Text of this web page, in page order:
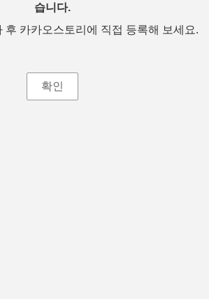
습니다.
후 카카오스토리에 직접 등록해 보세요.
확인